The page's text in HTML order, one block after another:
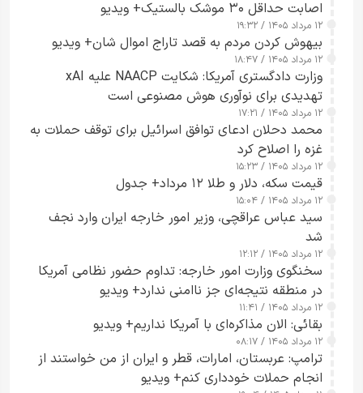
اصابت حداقل ۳۰ موشک بالستیک+ ویدیو
۱۲ مرداد ۱۴۰۵ / ۱۹:۳۲
بیهوش کردن مردم به قصد تاراج اموال شان+ ویدیو
۱۲ مرداد ۱۴۰۵ / ۱۸:۴۷
وزارت دادگستری آمریکا: شکایت NAACP علیه xAI
تهدیدی برای نوآوری هوش مصنوعی است
۱۲ مرداد ۱۴۰۵ / ۱۷:۲۱
محمد دحلان ادعای توافق اسرائیل برای توقف حملات به
غزه را اصلاح کرد
۱۲ مرداد ۱۴۰۵ / ۱۵:۲۳
قیمت سکه، دلار و طلا ۱۲ مرداد+ جدول
۱۲ مرداد ۱۴۰۵ / ۱۵:۰۴
سید عباس عراقچی، وزیر امور خارجه ایران وارد نجف
شد
۱۲ مرداد ۱۴۰۵ / ۱۲:۱۲
سخنگوی وزارت امور خارجه: تداوم حضور نظامی آمریکا
در منطقه نتیجه‌ای جز ناامنی ندارد+ ویدیو
۱۲ مرداد ۱۴۰۵ / ۱۱:۴۱
بقائی: الان مذاکره‌ای با آمریکا نداریم+ ویدیو
۱۲ مرداد ۱۴۰۵ / ۰۸:۱۷
ترامپ: عربستان، امارات، قطر و ایران از من خواستند از
انجام حملات خودداری کنم+ ویدیو